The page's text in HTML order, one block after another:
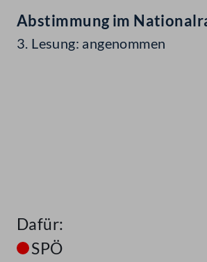
Abstimmung im
3. Lesung: angenommen
Dafür:
SPÖ